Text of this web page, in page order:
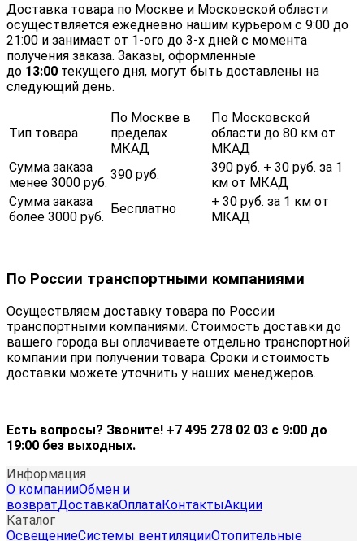
Доставка товара по Москве и Московской области
осуществляется ежедневно нашим курьером с 9:00 до
21:00 и занимает от 1-ого до 3-х дней с момента
получения заказа. Заказы, оформленные
до 13:00 текущего дня, могут быть доставлены на
следующий день.
Тип товара
По Москве в
пределах
МКАД
По Московской
области до 80 км от
МКАД
Сумма заказа
менее 3000 руб.
390 руб.
390 руб. + 30 руб. за 1
км от МКАД
Сумма заказа
более 3000 руб.
Бесплатно
+ 30 руб. за 1 км от
МКАД
По России транспортными компаниями
Осуществляем доставку товара по России
транспортными компаниями. Стоимость доставки до
вашего города вы оплачиваете отдельно транспортной
компании при получении товара. Сроки и стоимость
доставки можете уточнить у наших менеджеров.
Есть вопросы? Звоните! +7 495 278 02 03 с 9:00 до
19:00 без выходных.
Информация
О компанииОбмен и
возвратДоставкаОплатаКонтактыАкции
Каталог
ОсвещениеСистемы вентиляцииОтопительные